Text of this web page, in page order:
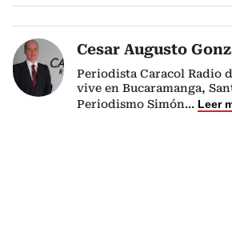
Cesar Augusto
Periodista Caracol Radio
vive en Bucaramanga,
Periodismo Simón... Leer